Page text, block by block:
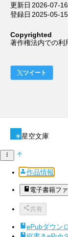
更新日 2026-07-16
登録日 2025-05-15
Copyrighted
著作権法内での利
ツイート
星空文庫
作品情報
電子書籍フ
共有
ePubダウン